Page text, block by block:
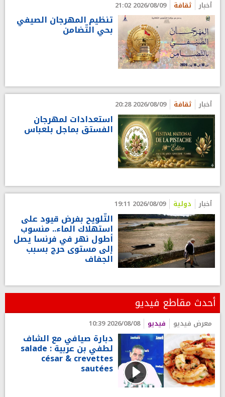
أخبار ثقافة 2026/08/09 21:02
تنظيم المهرجان الصيفي
بحي التّضامن
أخبار ثقافة 2026/08/09 20:28
استعدادات لمهرجان
الفستق بماجل بلعباس
أخبار دولية 2026/08/09 19:11
التّلويح بفرض قيود على
استهلاك الماء.. منسوب
أطول نهر في فرنسا يصل
إلى مستوى حرج بسبب
الجفاف
أحدث مقاطع فيديو
معرض فيديو فيديو 2026/08/08 10:39
دبارة صيافي مع الشاف
لطفي بن عربية : salade
césar & crevettes
sautées